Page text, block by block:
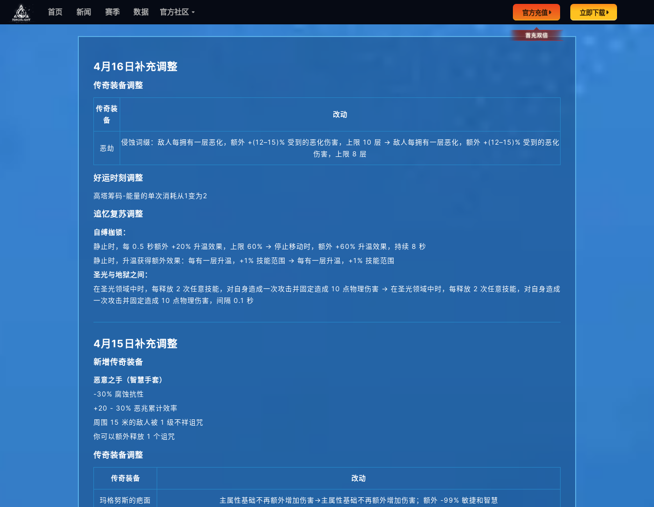
4月16日补充调整
传奇装备调整
传奇装
备
改动
恶劫
侵蚀词缀：敌人每拥有一层恶化，额外 +(12–15)% 受到的恶化伤害，上限 10 层 → 敌人每拥有一层恶化，额外 +(12–15)% 受到的恶化
伤害，上限 8 层
好运时刻 调整
高塔筹码-能量的单次消耗从1变为2
追忆复苏调整
自缚枷锁：
静止时，每 0.5 秒额外 +20% 升温效果，上限 60% → 停止移动时，额外 +60% 升温效果，持续 8 秒
静止时，升温获得额外效果：每有一层升温，+1% 技能范围 → 每有一层升温，+1% 技能范围
圣光与地狱之间：
在圣光领域中时，每释放 2 次任意技能，对自身造成一次攻击并固定造成 10 点物理伤害 → 在圣光领域中时，每释放 2 次任意技能，对自身造成
一次攻击并固定造成 10 点物理伤害，间隔 0.1 秒
4月15日补充调整
新增传奇装备
恶意之手（智慧手套）
-30% 腐蚀抗性
+20 - 30% 恶兆累计效率
周围 15 米的敌人被 1 级不祥诅咒
你可以额外释放 1 个诅咒
传奇装备调整
传奇装备 改动
玛格努斯的疤面 主属性基础不再额外增加伤害→主属性基础不再额外增加伤害；额外 -99% 敏捷和智慧
首页 新闻 赛季 数据 官方社区 官方充值 立即下载